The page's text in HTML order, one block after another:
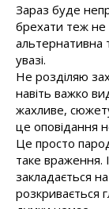
Зараз буде
брехати теж не
альтернативна
увазі.
Не розділяю
навіть важко
жахливе,
це оповідання
Це просто
таке враження.
закладається
розкривається